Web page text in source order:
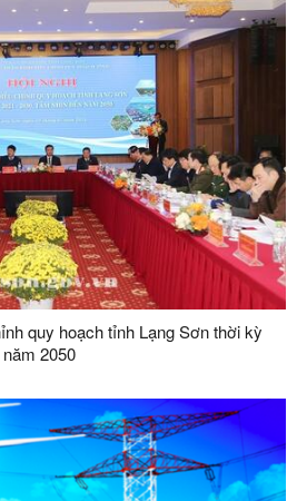
quy hoạch tỉnh Lạng Sơn thời kỳ
2050